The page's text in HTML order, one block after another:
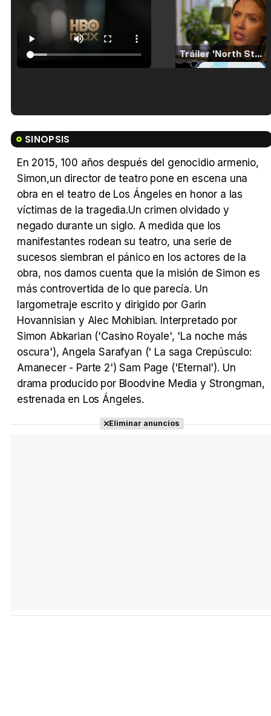
Tráiler 'North Star' (2023)
SINOPSIS
En 2015, 100 años después del genocidio armenio,
Simon,un director de teatro pone en escena una
obra en el teatro de Los Ángeles en honor a las
víctimas de la tragedia.Un crimen olvidado y
negado durante un siglo. A medida que los
manifestantes rodean su teatro, una serie de
sucesos siembran el pánico en los actores de la
obra, nos damos cuenta que la misión de Simon es
más controvertida de lo que parecía. Un
largometraje escrito y dirigido por Garin
Hovannisian y Alec Mohibian. Interpretado por
Simon Abkarian ('Casino Royale', 'La noche más
oscura'), Angela Sarafyan (' La saga Crepúsculo:
Amanecer - Parte 2') Sam Page ('Eternal'). Un
drama producido por Bloodvine Media y Strongman,
estrenada en Los Ángeles.
Eliminar anuncios